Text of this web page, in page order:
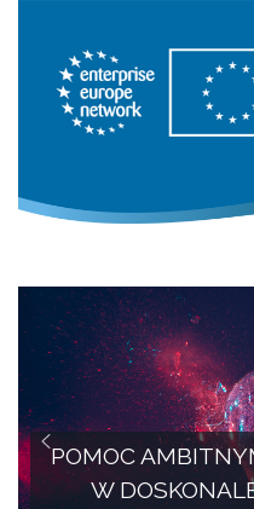
Enterprise Europe Network
POMOC
W